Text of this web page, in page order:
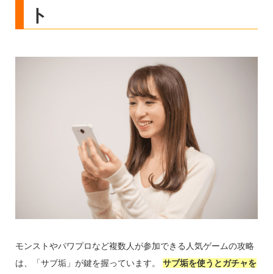
ト
モンストやパワプロなど複数人が参加できる人気ゲームの攻略
は、「サブ垢」が鍵を握っています。 サブ垢を使うとガチャを